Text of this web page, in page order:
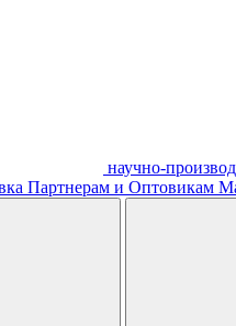
научно-
Партнерам и Оптовикам